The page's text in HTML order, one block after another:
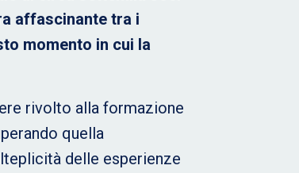
affascinante tra i
momento in cui la
rivolto alla formazione
quella
delle esperienze